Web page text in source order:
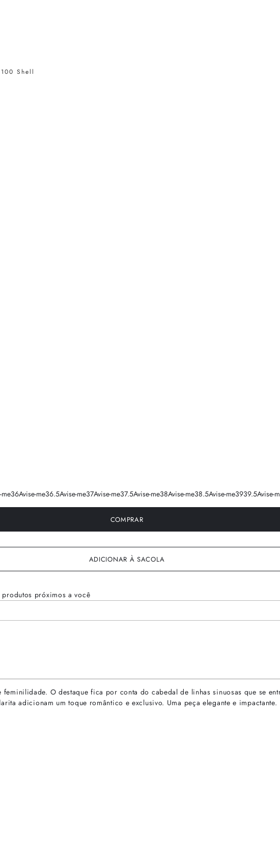
Shell
me36Avise-me36.5Avise-me37Avise-me37.5Avise-me38Avise-me38.5Avise-me3939.5Avise-
COMPRAR
ADICIONAR À SACOLA
próximos a você
O destaque fica por conta do cabedal de linhas sinuosas que se
adicionam um toque romântico e exclusivo. Uma peça elegante e impactante.